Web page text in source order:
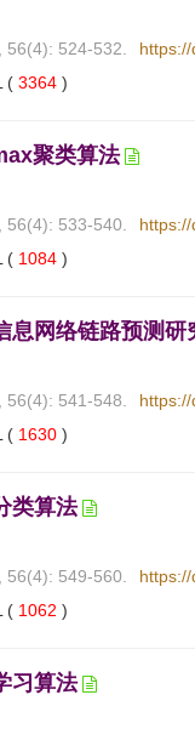
524-532.
( 3364 )
聚类算法
533-540.
( 1084 )
息网络链路预测研
541-548.
( 1630 )
类算法
549-560.
( 1062 )
习算法